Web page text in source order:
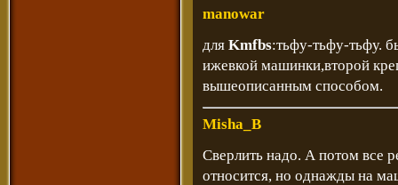
manowar
для Kmfbs:тьфу-тьфу-тьфу.
ижевкой машинки,второй
вышеописанным способом.
Misha_B
Сверлить надо. А потом все
относится, но однажды на